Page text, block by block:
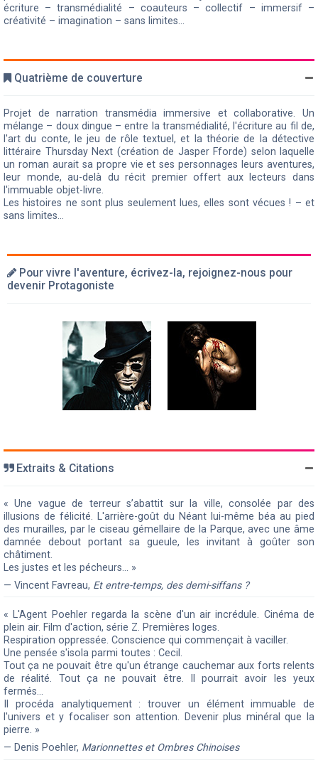
écriture – transmédialité – coauteurs – collectif – immersif –
créativité – imagination – sans limites...
Quatrième de couverture
Projet de narration transmédia immersive et collaborative. Un
mélange – doux dingue – entre la transmédialité, l'écriture au fil de,
l'art du conte, le jeu de rôle textuel, et la théorie de la détective
littéraire Thursday Next (création de Jasper Fforde) selon laquelle
un roman aurait sa propre vie et ses personnages leurs aventures,
leur monde, au-delà du récit premier offert aux lecteurs dans
l'immuable objet-livre.
Les histoires ne sont plus seulement lues, elles sont vécues ! – et
sans limites...
Pour vivre l'aventure, écrivez-la, rejoignez-nous pour
devenir Protagoniste
Extraits & Citations
« Une vague de terreur s’abattit sur la ville, consolée par des
illusions de félicité. L'arrière-goût du Néant lui-même béa au pied
des murailles, par le ciseau gémellaire de la Parque, avec une âme
damnée debout portant sa gueule, les invitant à goûter son
châtiment.
Les justes et les pécheurs… »
— Vincent Favreau, Et entre-temps, des demi-siffans ?
« L'Agent Poehler regarda la scène d'un air incrédule. Cinéma de
plein air. Film d'action, série Z. Premières loges.
Respiration oppressée. Conscience qui commençait à vaciller.
Une pensée s'isola parmi toutes : Cecil.
Tout ça ne pouvait être qu'un étrange cauchemar aux forts relents
de réalité. Tout ça ne pouvait être. Il pourrait avoir les yeux
fermés...
Il procéda analytiquement : trouver un élément immuable de
l'univers et y focaliser son attention. Devenir plus minéral que la
pierre. »
— Denis Poehler, Marionnettes et Ombres Chinoises